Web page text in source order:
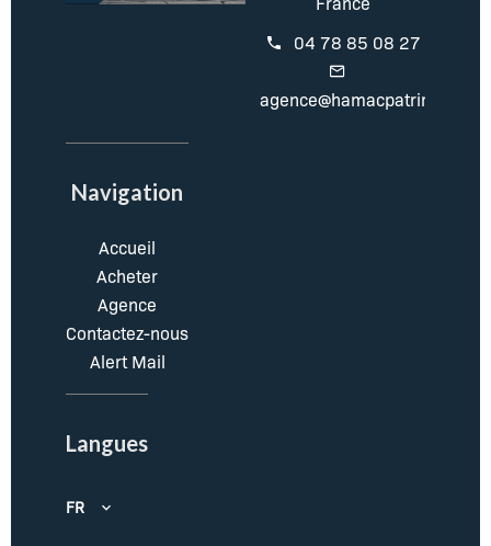
04 78 85 08 27
Navigation
Accueil
Acheter
Agence
Contactez-nous
Alert Mail
Langues
FR